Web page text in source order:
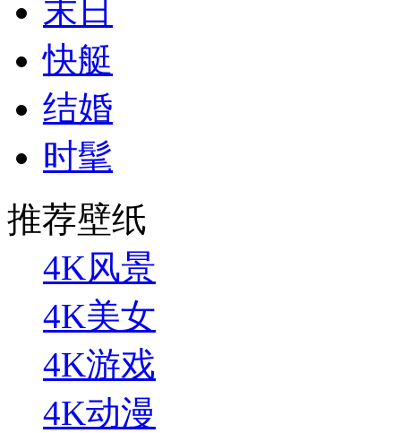
末日
快艇
结婚
时髦
推荐壁纸
4K风景
4K美女
4K游戏
4K动漫